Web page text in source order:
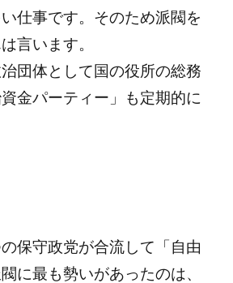
仕事です。そのため派閥を
言います。
団体として国の役所の総務
金パーティー」も定期的に
保守政党が合流して「自由
に最も勢いがあったのは、